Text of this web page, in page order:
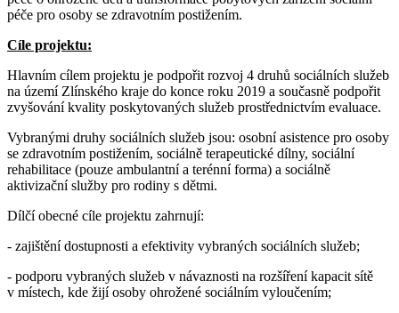
péče pro osoby se zdravotním postižením.
Cíle projektu:
Hlavním cílem projektu je podpořit rozvoj 4 druhů sociálních služeb
na území Zlínského kraje do konce roku 2019 a současně podpořit
zvyšování kvality poskytovaných služeb prostřednictvím evaluace.
Vybranými druhy sociálních služeb jsou: osobní asistence pro osoby
se zdravotním postižením, sociálně terapeutické dílny, sociální
rehabilitace (pouze ambulantní a terénní forma) a sociálně
aktivizační služby pro rodiny s dětmi.
Dílčí obecné cíle projektu zahrnují:
- zajištění dostupnosti a efektivity vybraných sociálních služeb;
- podporu vybraných služeb v návaznosti na rozšíření kapacit sítě
v místech, kde žijí osoby ohrožené sociálním vyloučením;